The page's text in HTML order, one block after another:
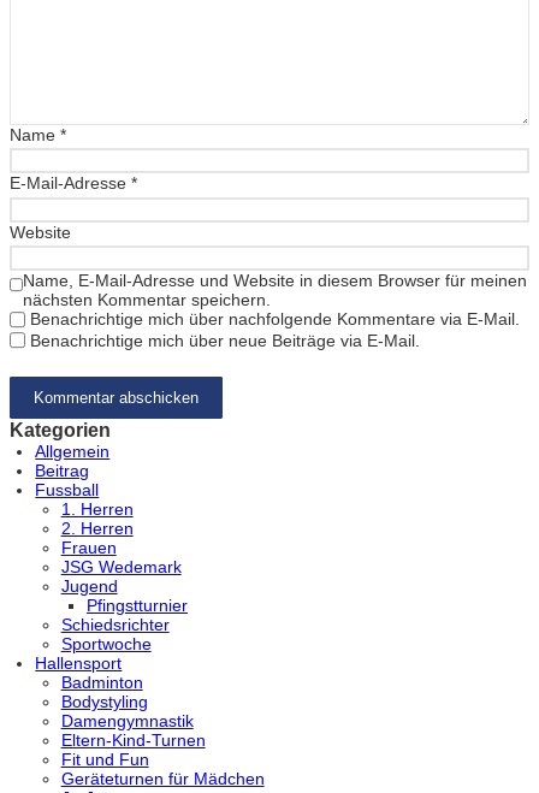
Name *
E-Mail-Adresse *
Website
Name, E-Mail-Adresse und Website in diesem Browser für meinen
nächsten Kommentar speichern.
Benachrichtige mich über nachfolgende Kommentare via E-Mail.
Benachrichtige mich über neue Beiträge via E-Mail.
Kategorien
Allgemein
Beitrag
Fussball
1. Herren
2. Herren
Frauen
JSG Wedemark
Jugend
Pfingstturnier
Schiedsrichter
Sportwoche
Hallensport
Badminton
Bodystyling
Damengymnastik
Eltern-Kind-Turnen
Fit und Fun
Geräteturnen für Mädchen